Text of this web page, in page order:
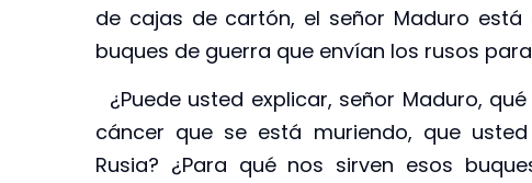
de cajas de cartón, el señor Maduro está
buques de guerra que envían los rusos
¿Puede usted explicar, señor Maduro,
cáncer que se está muriendo, que
Rusia? ¿Para qué nos sirven esos